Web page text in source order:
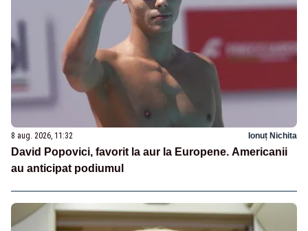
8 aug. 2026, 11:32 Ionuț Nichita
David Popovici, favorit la aur la Europene. Americanii
au anticipat podiumul